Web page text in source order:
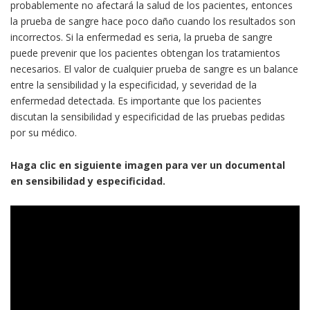
probablemente no afectará la salud de los pacientes, entonces
la prueba de sangre hace poco daño cuando los resultados son
incorrectos. Si la enfermedad es seria, la prueba de sangre
puede prevenir que los pacientes obtengan los tratamientos
necesarios. El valor de cualquier prueba de sangre es un balance
entre la sensibilidad y la especificidad, y severidad de la
enfermedad detectada. Es importante que los pacientes
discutan la sensibilidad y especificidad de las pruebas pedidas
por su médico.
Haga clic en siguiente imagen para ver un documental
en sensibilidad y especificidad.